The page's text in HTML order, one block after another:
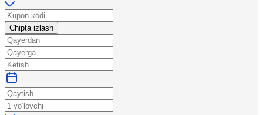
Chipta izlash